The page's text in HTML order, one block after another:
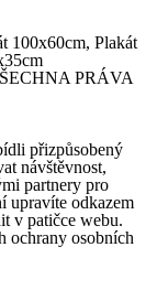
100x60cm, Plakát
PRÁVA
přizpůsobený
návštěvnost,
partnery pro
upravíte odkazem
v patičce webu.
ochrany osobních